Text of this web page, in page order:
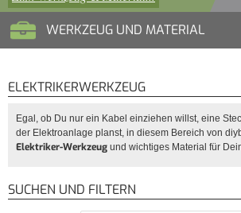
WERKZEUG UND MATERIAL
ELEKTRIKERWERKZEUG
Egal, ob Du nur ein Kabel einziehen willst, eine
der Elektroanlage planst, in diesem Bereich von
Elektriker-Werkzeug und wichtiges Material für
SUCHEN UND FILTERN